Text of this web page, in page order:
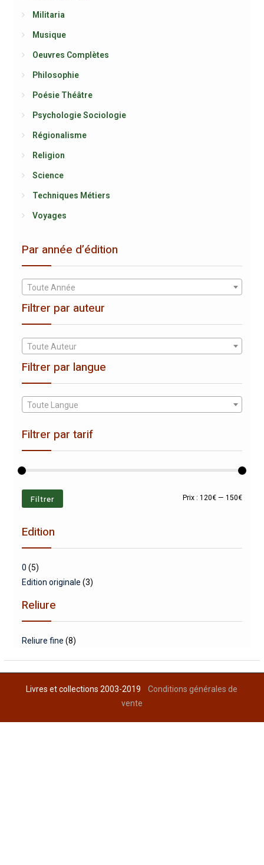
Militaria
Musique
Oeuvres Complètes
Philosophie
Poésie Théâtre
Psychologie Sociologie
Régionalisme
Religion
Science
Techniques Métiers
Voyages
Par année d’édition
Toute Année
Filtrer par auteur
Toute Auteur
Filtrer par langue
Toute Langue
Filtrer par tarif
Prix
Prix
Filtrer Prix :120€ —150€
Edition
0 (5)
Edition originale (3)
Reliure
Reliure fine (8)
Livres et collections 2003-2019Conditions générales de
vente